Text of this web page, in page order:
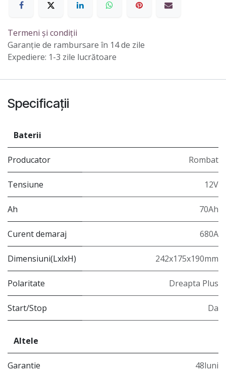
Termeni și condiții
Garanție de rambursare în 14 de zile
Expediere: 1-3 zile lucrătoare
Specificații
Baterii
Producator Rombat
Tensiune 12V
Ah 70Ah
Curent demaraj 680A
Dimensiuni(LxlxH) 242x175x190mm
Polaritate Dreapta Plus
Start/Stop Da
Altele
Garantie 48luni